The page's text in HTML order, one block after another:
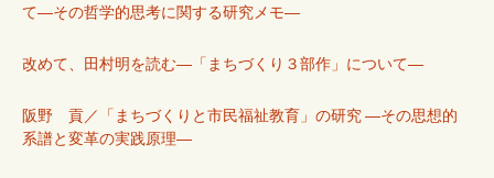
て―その哲学的思考に関する研究メモ―
改めて、田村明を読む―「まちづくり３部作」について―
阪野 貢／「まちづくりと市民福祉教育」の研究 ―その思想的
系譜と変革の実践原理―